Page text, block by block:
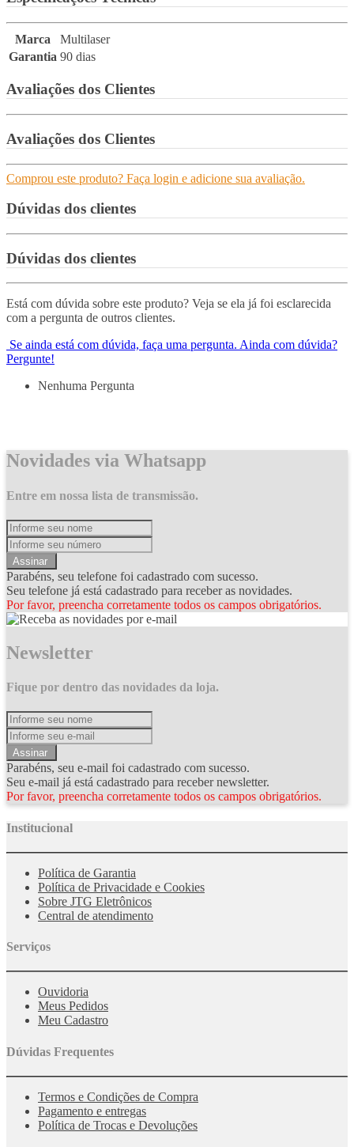
Marca
Multilaser
Garantia 90 dias
Avaliações dos Clientes
Avaliações dos Clientes
Comprou este produto? Faça login e adicione sua avaliação.
Dúvidas dos clientes
Dúvidas dos clientes
Está com dúvida sobre este produto? Veja se ela já foi esclarecida
com a pergunta de outros clientes.
Se ainda está com dúvida, faça uma pergunta. Ainda com dúvida?
Pergunte!
Nenhuma Pergunta
Novidades via Whatsapp
Entre em nossa lista de transmissão.
Assinar
Parabéns, seu telefone foi cadastrado com sucesso.
Seu telefone já está cadastrado para receber as novidades.
Por favor, preencha corretamente todos os campos obrigatórios.
Newsletter
Fique por dentro das novidades da loja.
Assinar
Parabéns, seu e-mail foi cadastrado com sucesso.
Seu e-mail já está cadastrado para receber newsletter.
Por favor, preencha corretamente todos os campos obrigatórios.
Institucional
Política de Garantia
Política de Privacidade e Cookies
Sobre JTG Eletrônicos
Central de atendimento
Serviços
Ouvidoria
Meus Pedidos
Meu Cadastro
Dúvidas Frequentes
Termos e Condições de Compra
Pagamento e entregas
Política de Trocas e Devoluções